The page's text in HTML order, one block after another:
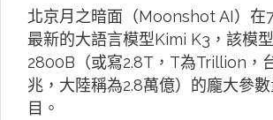
北京月之暗面（Moonshot AI）在
最新的大語言模型Kimi K3，該模
2800B（或寫2.8T，T為Trillion，
兆，大陸稱為2.8萬億）的龐大參
目。